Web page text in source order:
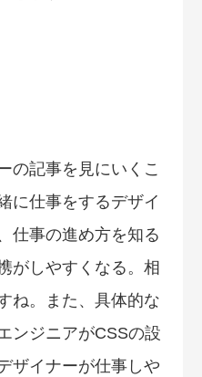
の記事を見にいくこ
に仕事をするデザイ
仕事の進め方を知る
がしやすくなる。相
ね。また、具体的な
ンジニアがCSSの設
ザイナーが仕事しや